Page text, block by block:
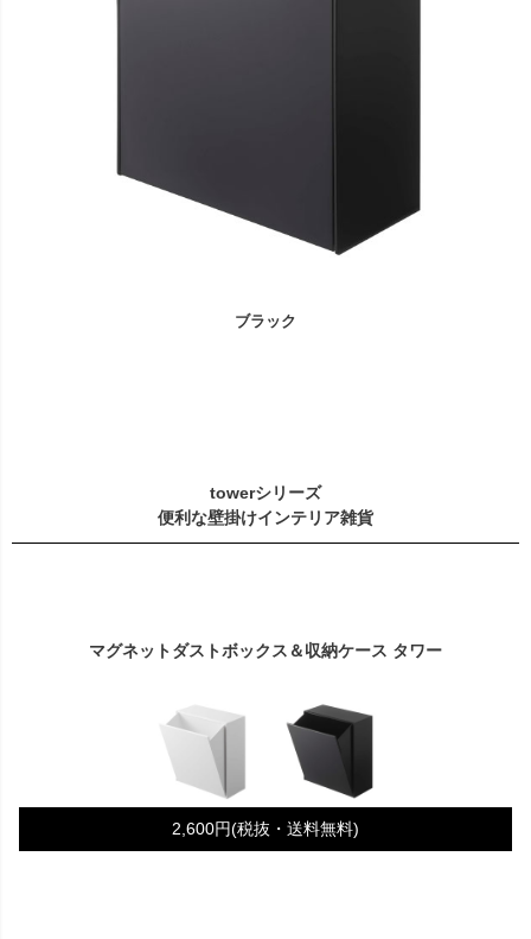
ブラック
towerシリーズ
便利な壁掛けインテリア雑貨
マグネットダストボックス＆収納ケース タワー
2,600円(税抜・送料無料)